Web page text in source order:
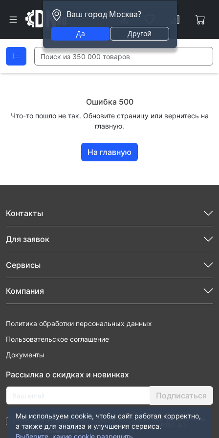
Ваш город Москва?
Да Другой
Ошибка 500
Что-то пошло не так. Обновите страницу или вернитесь на
главную.
На главную
Контакты
Для заявок
Сервисы
Компания
Политика обработки персональных данных
Пользовательское соглашение
Документы
Рассылка о скидках и новинках
Подписаться
Нажимая “Подписаться”, я даю свое согласие на обработку моих
персональных данных в соответствии с законом №152-ФЗ
“О персональных данных”
Мы используем cookie, чтобы сайт работал корректно,
а также для анализа и улучшения сервиса.
Выберите, какие cookie разрешить